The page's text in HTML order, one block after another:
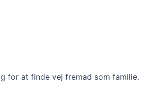
for at finde vej fremad som familie.